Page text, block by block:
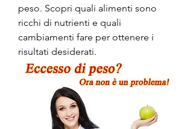
peso. Scopri quali alimenti sono
ricchi di nutrienti e quali
cambiamenti fare per ottenere i
risultati desiderati.